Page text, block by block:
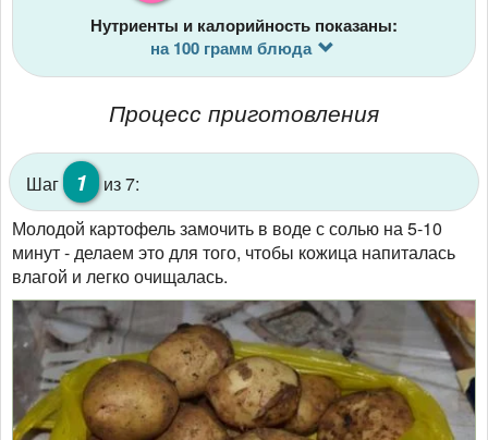
Нутриенты и калорийность показаны:
на 100 грамм блюда
Процесс приготовления
Шаг 1
из 7:
Молодой картофель замочить в воде с солью на 5-10
минут - делаем это для того, чтобы кожица напиталась
влагой и легко очищалась.